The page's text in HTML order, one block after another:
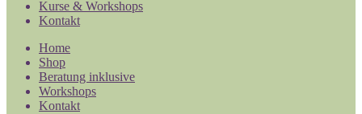
Kurse & Workshops
Kontakt
Home
Shop
Beratung inklusive
Workshops
Kontakt